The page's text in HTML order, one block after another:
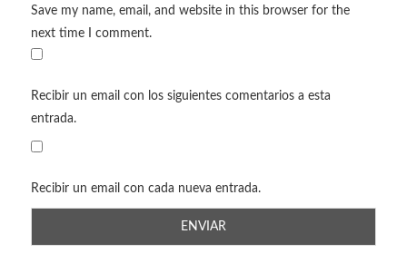
Save my name, email, and website in this browser for the
next time I comment.
Recibir un email con los siguientes comentarios a esta
entrada.
Recibir un email con cada nueva entrada.